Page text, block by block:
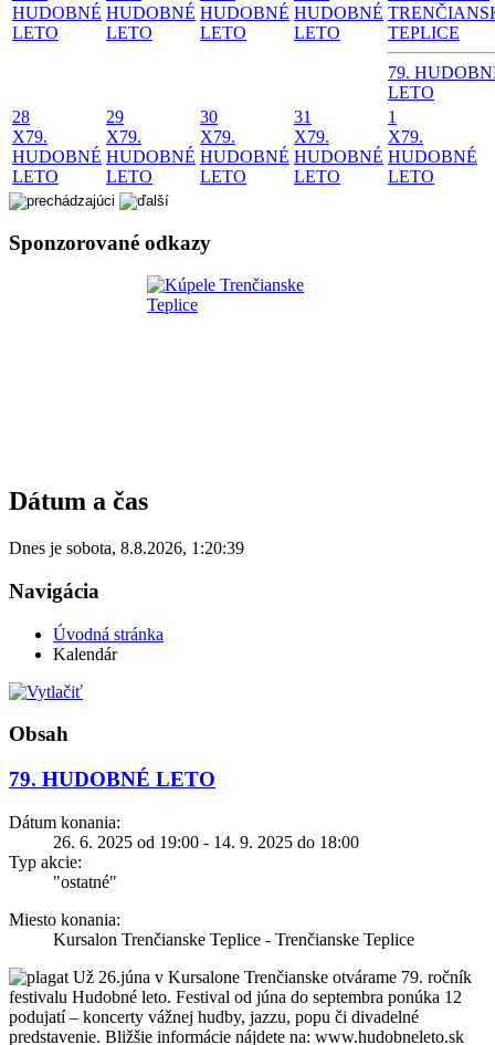
HUDOBNÉ
LETO
HUDOBNÉ
LETO
HUDOBNÉ
LETO
HUDOBNÉ
LETO
TEPLICE
79.
LETO
28
X79.
HUDOBNÉ
LETO
29
X79.
HUDOBNÉ
LETO
30
X79.
HUDOBNÉ
LETO
31
X79.
HUDOBNÉ
LETO
1
X79.
HUDOBNÉ
LETO
Sponzorované odkazy
Dátum a čas
Dnes je sobota, 8.8.2026, 1:20:39
Navigácia
Úvodná stránka
Kalendár
Obsah
79. HUDOBNÉ LETO
Dátum konania:
26. 6. 2025 od 19:00 - 14. 9. 2025 do 18:00
Typ akcie:
"ostatné"
Miesto konania:
Kursalon Trenčianske Teplice - Trenčianske Teplice
Už 26.júna v Kursalone Trenčianske otvárame 79. ročník
festivalu Hudobné leto. Festival od júna do septembra ponúka 12
podujatí – koncerty vážnej hudby, jazzu, popu či divadelné
predstavenie. Bližšie informácie nájdete na: www.hudobneleto.sk